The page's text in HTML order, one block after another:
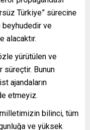
Türkiye” sürecine
beyhudedir ve
alacaktır.
yürütülen ve
Bunun
ajandaların
etmeyiz.
bilinci, tüm
ve yüksek